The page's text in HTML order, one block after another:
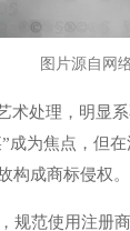
图片源自网
处理，明显
为焦点，但
构成商标侵权。
范使用注